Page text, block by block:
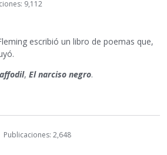
9,112
escribió un libro de poemas que,
, El narciso negro.
Publicaciones: 2,648